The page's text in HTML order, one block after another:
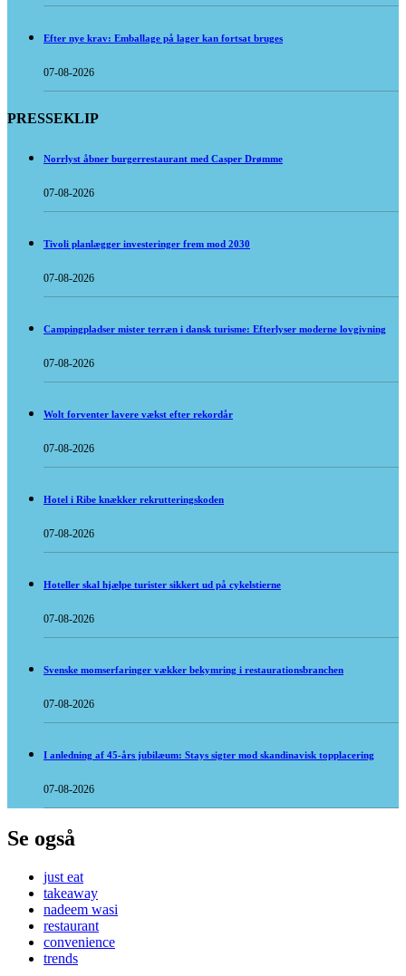
Efter nye krav: Emballage på lager kan fortsat bruges
07-08-2026
PRESSEKLIP
Norrlyst åbner burgerrestaurant med Casper Drømme
07-08-2026
Tivoli planlægger investeringer frem mod 2030
07-08-2026
Campingpladser mister terræn i dansk turisme: Efterlyser moderne lovgivning
07-08-2026
Wolt forventer lavere vækst efter rekordår
07-08-2026
Hotel i Ribe knækker rekrutteringskoden
07-08-2026
Hoteller skal hjælpe turister sikkert ud på cykelstierne
07-08-2026
Svenske momserfaringer vækker bekymring i restaurationsbranchen
07-08-2026
I anledning af 45-års jubilæum: Stays sigter mod skandinavisk topplacering
07-08-2026
Se også
just eat
takeaway
nadeem wasi
restaurant
convenience
trends